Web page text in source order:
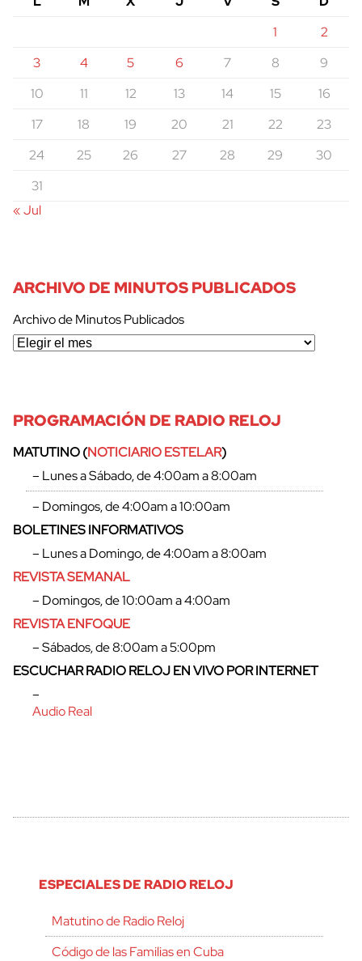
1
2
3
4 5 6 7 8
9
10
11 12 13 14 15
16
17
18 19 20 21 22
23
24
25 26 27 28 29
30
31
« Jul
ARCHIVO DE MINUTOS PUBLICADOS
Archivo de Minutos Publicados
PROGRAMACIÓN DE RADIO RELOJ
MATUTINO (NOTICIARIO ESTELAR)
– Lunes a Sábado, de 4:00am a 8:00am
– Domingos, de 4:00am a 10:00am
BOLETINES INFORMATIVOS
– Lunes a Domingo, de 4:00am a 8:00am
REVISTA SEMANAL
– Domingos, de 10:00am a 4:00am
REVISTA ENFOQUE
– Sábados, de 8:00am a 5:00pm
ESCUCHAR RADIO RELOJ EN VIVO POR INTERNET
–
Audio Real
ESPECIALES DE RADIO RELOJ
Matutino de Radio Reloj
Código de las Familias en Cuba